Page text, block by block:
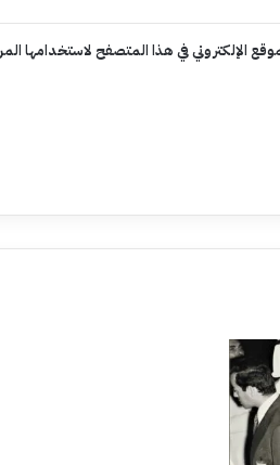
الإلكتروني في هذا المتصفح لاستخدامها